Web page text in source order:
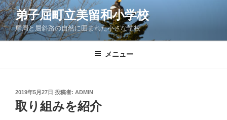
コ
ン
テ
ン
弟子屈町立美留和小学校
摩周と屈斜路の自然に囲まれた小さな学校
メニュー
投
稿
日:
2019年5月27日 投稿者: ADMIN
取り組みを紹介